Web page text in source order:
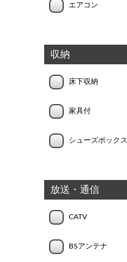
エアコン
収納
床下収納
家具付
シューズボックス
放送・通信
CATV
BSアンテナ